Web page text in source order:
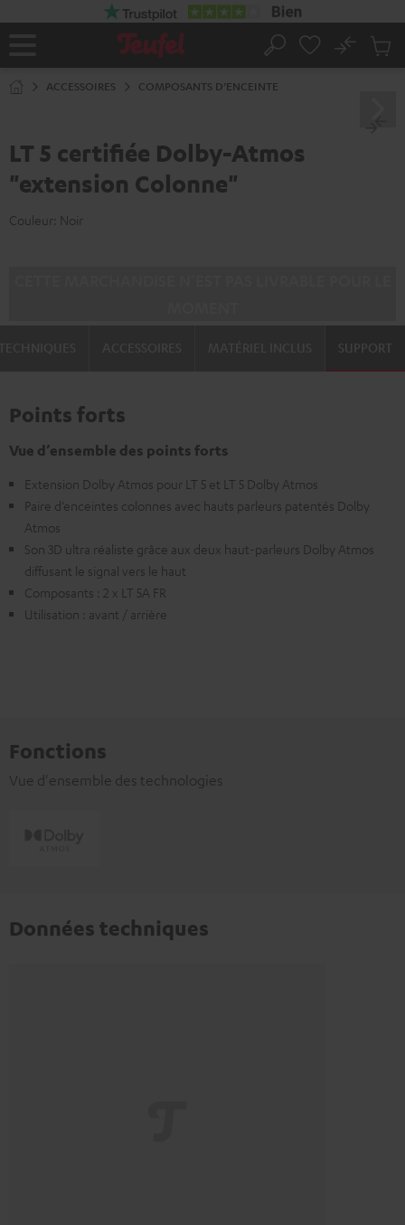
Page
Rechercher
No
ACCESSOIRES COMPOSANTS D’ENCEINTE
LT 5 certifiée Dolby-Atmos
"extension Colonne"
Couleur: Noir
SUPPORT
Points forts
Vue d’ensemble des points forts
Extension Dolby Atmos pour LT 5 et LT 5 Dolby Atmos
Paire d’enceintes colonnes avec hauts parleurs patentés Dolby
Atmos
Son 3D ultra réaliste grâce aux deux haut-parleurs Dolby Atmos
diffusant le signal vers le haut
Composants : 2 x LT 5A FR
Utilisation : avant / arrière
Fonctions
Vue d'ensemble des technologies
Données techniques